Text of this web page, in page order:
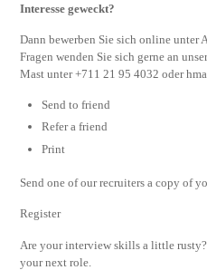
Interesse geweckt?
Dann bewerben Sie sich online unter
Fragen wenden Sie sich gerne an
Mast unter +711 21 95 4032 oder
Send to friend
Refer a friend
Print
Send one of our recruiters a copy of
Register
Are your interview skills a little
your next role.